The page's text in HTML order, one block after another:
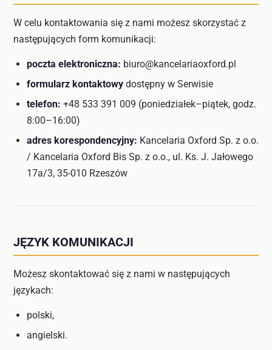
W celu kontaktowania się z nami możesz skorzystać z
następujących form komunikacji:
poczta elektroniczna: biuro@kancelariaoxford.pl
formularz kontaktowy dostępny w Serwisie
telefon: +48 533 391 009 (poniedziałek–piątek, godz.
8:00–16:00)
adres korespondencyjny: Kancelaria Oxford Sp. z o.o.
/ Kancelaria Oxford Bis Sp. z o.o., ul. Ks. J. Jałowego
17a/3, 35-010 Rzeszów
JĘZYK KOMUNIKACJI
Możesz skontaktować się z nami w następujących
językach:
polski,
angielski.